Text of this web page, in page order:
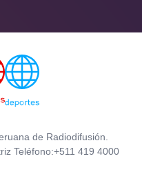
de Radiodifusión.
Teléfono:+511 419 4000